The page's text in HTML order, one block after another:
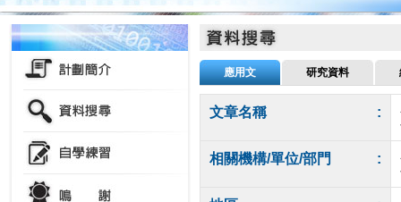
應用文 研究資料
文章名稱 :
相關機構/單位/部門 :